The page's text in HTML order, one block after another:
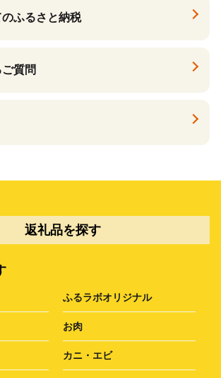
ふるさと納税
質問
返礼品を探す
ふるラボオリジナル
お肉
カニ・エビ